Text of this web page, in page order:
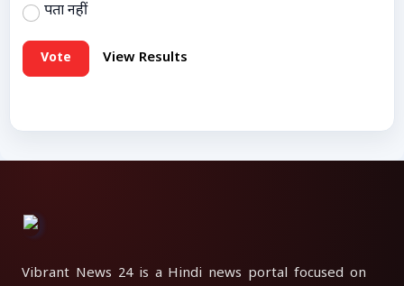
पता नहीं
Vote View Results
Vibrant News 24 is a Hindi news portal focused on